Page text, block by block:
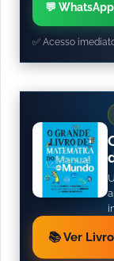
💬 WhatsApp
✅ Acesso
📚 Ver Livro